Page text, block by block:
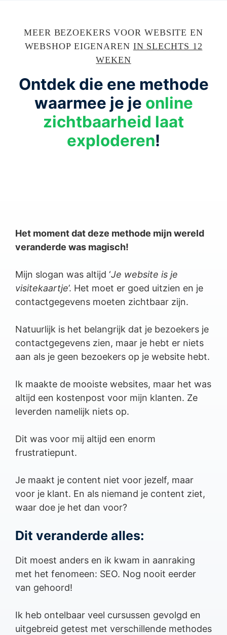
inhoud
MEER BEZOEKERS VOOR WEBSITE EN
WEBSHOP EIGENAREN IN SLECHTS 12
WEKEN
Ontdek die ene methode
waarmee je je online
zichtbaarheid laat
exploderen!
Het moment dat deze methode mijn wereld
veranderde was magisch!
Mijn slogan was altijd ‘Je website is je
visitekaartje’. Het moet er goed uitzien en je
contactgegevens moeten zichtbaar zijn.
Natuurlijk is het belangrijk dat je bezoekers je
contactgegevens zien, maar je hebt er niets
aan als je geen bezoekers op je website hebt.
Ik maakte de mooiste websites, maar het was
altijd een kostenpost voor mijn klanten. Ze
leverden namelijk niets op.
Dit was voor mij altijd een enorm
frustratiepunt.
Je maakt je content niet voor jezelf, maar
voor je klant. En als niemand je content ziet,
waar doe je het dan voor?
Dit veranderde alles:
Dit moest anders en ik kwam in aanraking
met het fenomeen: SEO. Nog nooit eerder
van gehoord!
Ik heb ontelbaar veel cursussen gevolgd en
uitgebreid getest met verschillende methodes